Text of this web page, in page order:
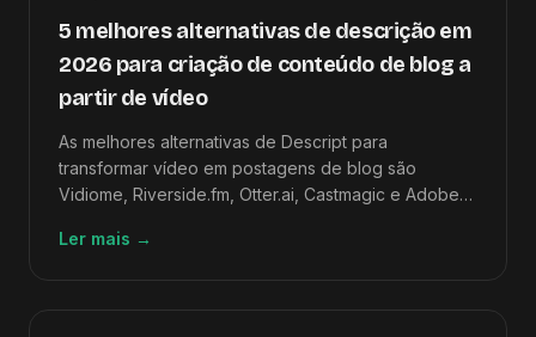
5 melhores alternativas de descrição em
2026 para criação de conteúdo de blog a
partir de vídeo
As melhores alternativas de Descript para
transformar vídeo em postagens de blog são
Vidiome, Riverside.fm, Otter.ai, Castmagic e Adobe
saída do vídeo para o artigo.
Ler mais →